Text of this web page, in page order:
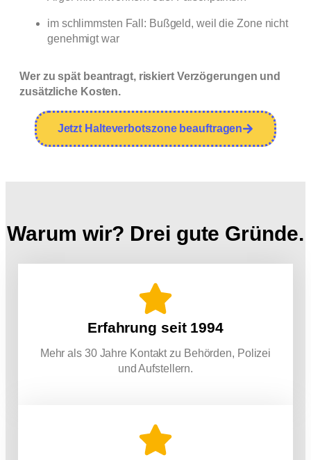
im schlimmsten Fall: Bußgeld, weil die Zone nicht
genehmigt war
Wer zu spät beantragt, riskiert Verzögerungen und
zusätzliche Kosten.
Jetzt Halteverbotszone beauftragen
Warum wir? Drei gute Gründe.
Erfahrung seit 1994
Mehr als 30 Jahre Kontakt zu Behörden, Polizei
und Aufstellern.